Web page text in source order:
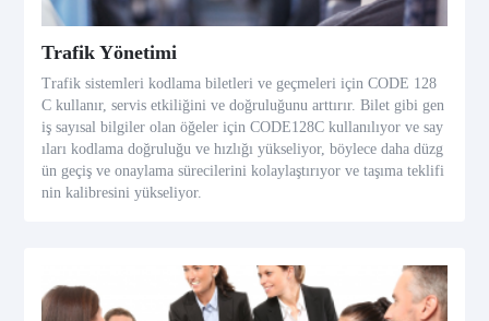
Trafik Yönetimi
Trafik sistemleri kodlama biletleri ve geçmeleri için CODE 128
C kullanır, servis etkiliğini ve doğruluğunu arttırır. Bilet gibi gen
iş sayısal bilgiler olan öğeler için CODE128C kullanılıyor ve say
ıları kodlama doğruluğu ve hızlığı yükseliyor, böylece daha düzg
ün geçiş ve onaylama sürecilerini kolaylaştırıyor ve taşıma teklifi
nin kalibresini yükseliyor.